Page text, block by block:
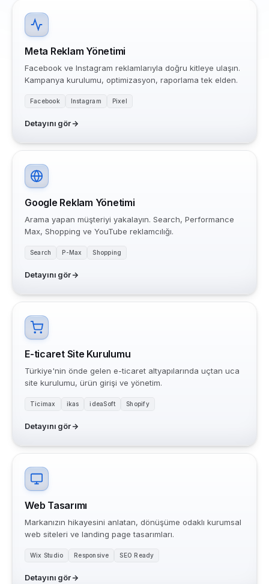
Meta Reklam Yönetimi
Facebook ve Instagram reklamlarıyla doğru kitleye ulaşın.
Kampanya kurulumu, optimizasyon, raporlama tek elden.
Facebook Instagram Pixel
Detayını gör
Google Reklam Yönetimi
Arama yapan müşteriyi yakalayın. Search, Performance
Max, Shopping ve YouTube reklamcılığı.
Search P-Max Shopping
Detayını gör
E-ticaret Site Kurulumu
Türkiye'nin önde gelen e-ticaret altyapılarında uçtan uca
site kurulumu, ürün girişi ve yönetim.
Ticimax ikas ideaSoft Shopify
Detayını gör
Web Tasarımı
Markanızın hikayesini anlatan, dönüşüme odaklı kurumsal
web siteleri ve landing page tasarımları.
Wix Studio Responsive SEO Ready
Detayını gör